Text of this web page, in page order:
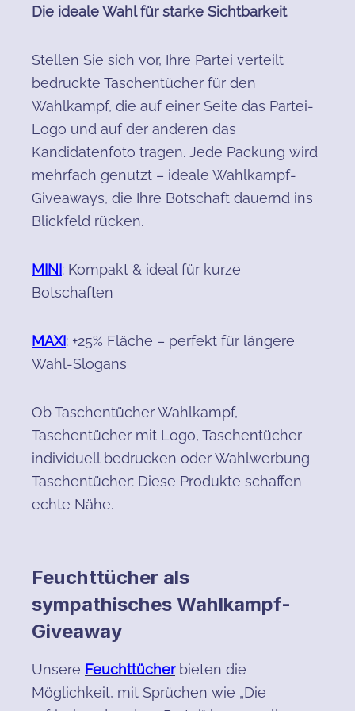
Herkunft / ZTN: Deutschland / 48182010
Die ideale Wahl für starke Sichtbarkeit
Stellen Sie sich vor, Ihre Partei verteilt
bedruckte Taschentücher für den
Wahlkampf, die auf einer Seite das Partei-
Logo und auf der anderen das
Kandidatenfoto tragen. Jede Packung wird
mehrfach genutzt – ideale Wahlkampf-
Giveaways, die Ihre Botschaft dauernd ins
Blickfeld rücken.
MINI: Kompakt & ideal für kurze
Botschaften
MAXI: +25% Fläche – perfekt für längere
Wahl-Slogans
Ob Taschentücher Wahlkampf,
Taschentücher mit Logo, Taschentücher
individuell bedrucken oder Wahlwerbung
Taschentücher: Diese Produkte schaffen
echte Nähe.
Feuchttücher als
sympathisches Wahlkampf-
Giveaway
Unsere Feuchttücherbieten die
Möglichkeit, mit Sprüchen wie „Die